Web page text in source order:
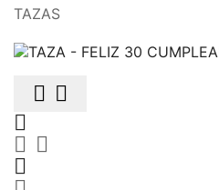
TAZAS
 

 
